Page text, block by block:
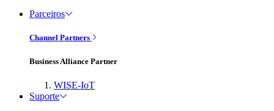
Parceiros
Channel Partners
Business Alliance Partner
WISE-IoT
Suporte